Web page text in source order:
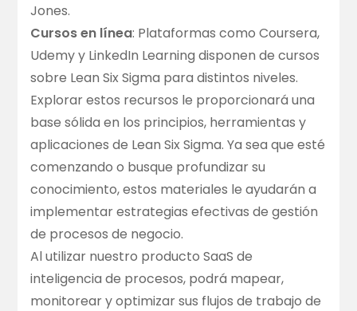
Jones.
Cursos en línea: Plataformas como Coursera,
Udemy y LinkedIn Learning disponen de cursos
sobre Lean Six Sigma para distintos niveles.
Explorar estos recursos le proporcionará una
base sólida en los principios, herramientas y
aplicaciones de Lean Six Sigma. Ya sea que esté
comenzando o busque profundizar su
conocimiento, estos materiales le ayudarán a
implementar estrategias efectivas de gestión
de procesos de negocio.
Al utilizar nuestro producto SaaS de
inteligencia de procesos, podrá mapear,
monitorear y optimizar sus flujos de trabajo de